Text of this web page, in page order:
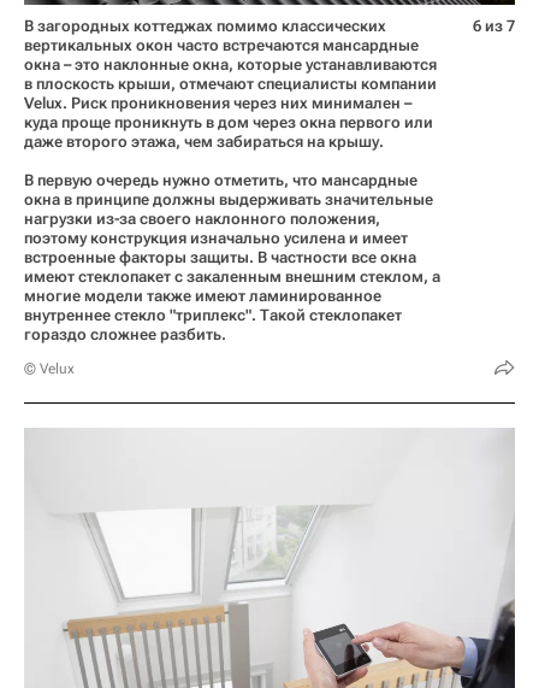
В загородных коттеджах помимо классических
вертикальных окон часто встречаются мансардные
окна – это наклонные окна, которые устанавливаются
в плоскость крыши, отмечают специалисты компании
Velux. Риск проникновения через них минимален –
куда проще проникнуть в дом через окна первого или
даже второго этажа, чем забираться на крышу.
В первую очередь нужно отметить, что мансардные
окна в принципе должны выдерживать значительные
нагрузки из-за своего наклонного положения,
поэтому конструкция изначально усилена и имеет
встроенные факторы защиты. В частности все окна
имеют стеклопакет с закаленным внешним стеклом, а
многие модели также имеют ламинированное
внутреннее стекло "триплекс". Такой стеклопакет
гораздо сложнее разбить.
© Velux
6 из 7